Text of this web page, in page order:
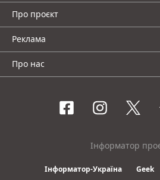
Про проєкт
Реклама
Про нас
Інформатор
Інформатор-Україна Geek